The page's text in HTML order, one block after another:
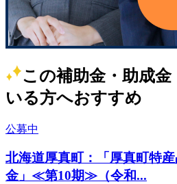
この補助金・助成金
いる方へおすすめ
公募中
北海道厚真町：「厚真町特
金」≪第10期≫（令和...